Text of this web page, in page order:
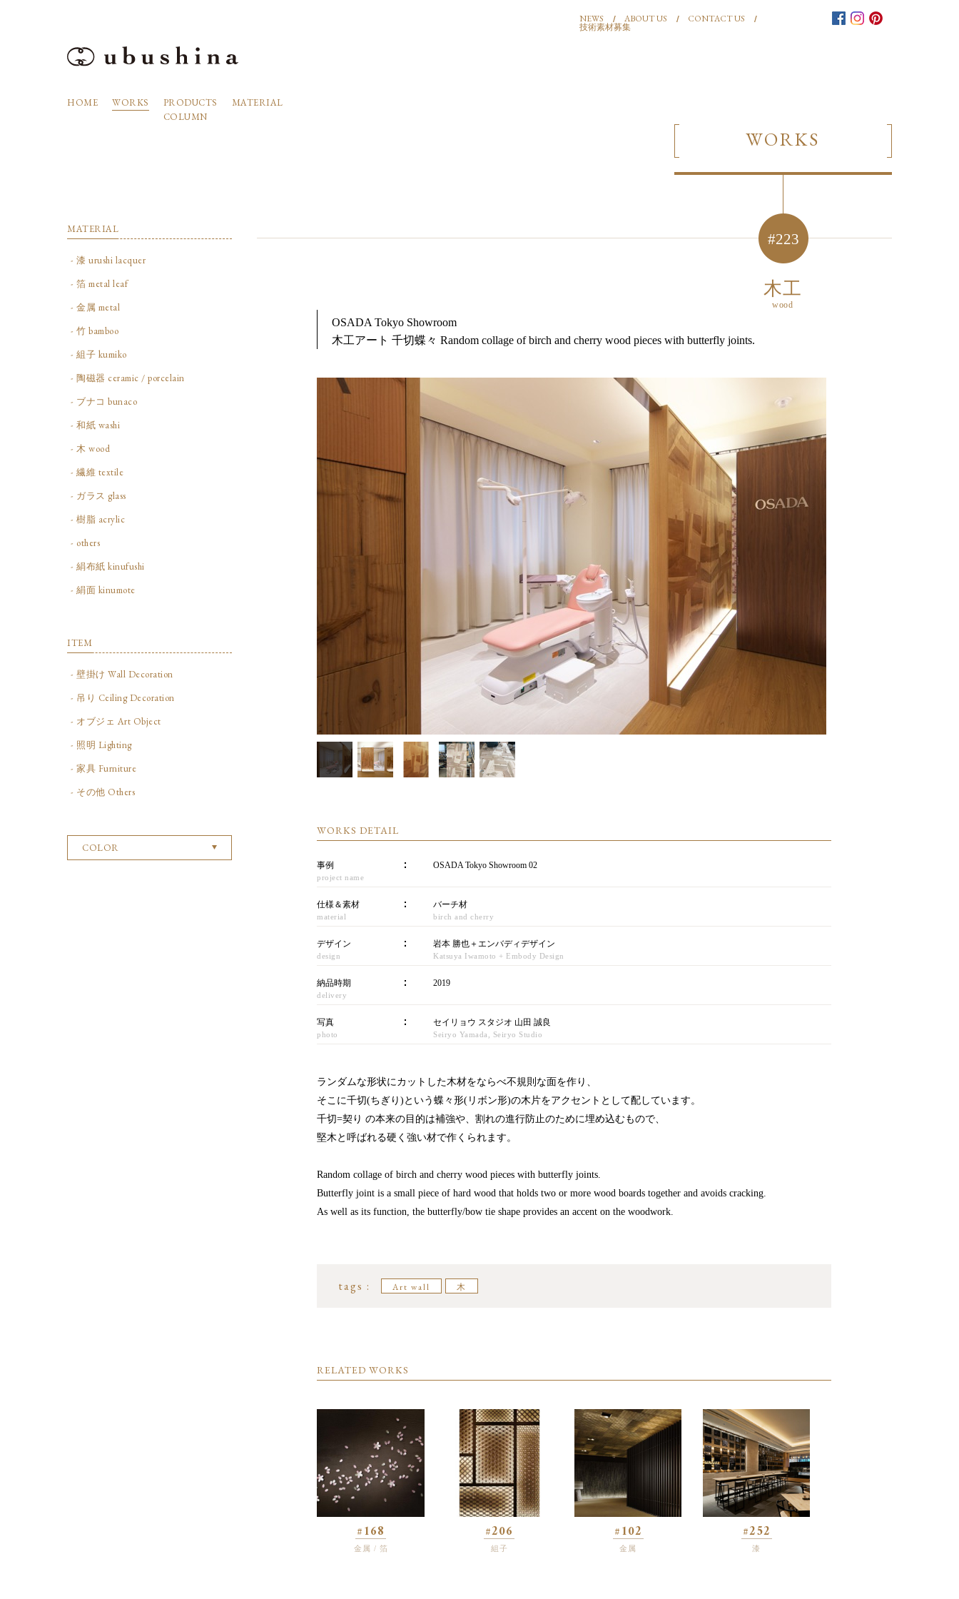
HOME WORKS PRODUCTS
MATERIAL
COLUMN
NEWS ABOUT US CONTACT US
技術素材募集
WORKS
MATERIAL
- 漆 urushi lacquer
- 箔 metal leaf
- 金属 metal
- 竹 bamboo
- 組子 kumiko
- 陶磁器 ceramic / porcelain
- ブナコ bunaco
- 和紙 washi
- 木 wood
- 繊維 textile
- ガラス glass
- 樹脂 acrylic
- others
- 絹布紙 kinufushi
- 絹面 kinumote
ITEM
- 壁掛け Wall Decoration
- 吊り Ceiling Decoration
- オブジェ Art Object
- 照明 Lighting
- 家具 Furniture
- その他 Others
COLOR
#223
木工
wood
OSADA Tokyo Showroom
木工アート 千切蝶々 Random collage of birch and cherry wood pieces with butterfly joints.
WORKS DETAIL
事例
project name
OSADA Tokyo Showroom 02
仕様＆素材
material
バーチ材
birch and cherry
デザイン
design
岩本 勝也＋エンバディデザイン
Katsuya Iwamoto + Embody Design
納品時期
delivery
2019
写真
photo
セイリョウ スタジオ 山田 誠良
Seiryo Yamada, Seiryo Studio
ランダムな形状にカットした木材をならべ不規則な面を作り、
そこに千切(ちぎり)という蝶々形(リボン形)の木片をアクセントとして配しています。
千切=契り の本来の目的は補強や、割れの進行防止のために埋め込むもので、
堅木と呼ばれる硬く強い材で作くられます。
Random collage of birch and cherry wood pieces with butterfly joints.
Butterfly joint is a small piece of hard wood that holds two or more wood boards together and avoids cracking.
As well as its function, the butterfly/bow tie shape provides an accent on the woodwork.
tags : Art wall 木
RELATED WORKS
#168
金属 / 箔
#206
組子
#102
金属
#252
漆